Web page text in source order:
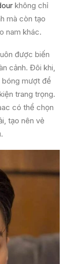
không chỉ
mà còn tạo
nam khác.
được biến
cảnh. Đôi khi,
mượt để
trang trọng.
có thể chọn
tạo nên vẻ